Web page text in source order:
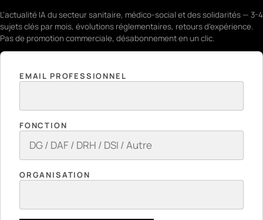
L'actualité IA du secteur sanitaire, médico-social et des solidarités — 3-4
sujets clés par mois, évolutions réglementaires, retours d'expérience.
Pas de promotion commerciale, désabonnement en un clic.
EMAIL PROFESSIONNEL
FONCTION
ORGANISATION